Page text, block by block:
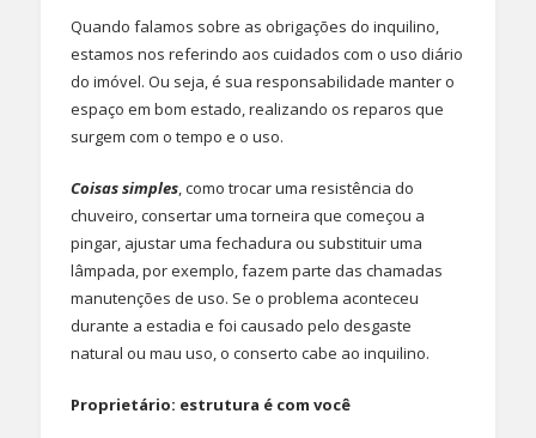
Quando falamos sobre as obrigações do inquilino,
estamos nos referindo aos cuidados com o uso diário
do imóvel. Ou seja, é sua responsabilidade manter o
espaço em bom estado, realizando os reparos que
surgem com o tempo e o uso.
Coisas simples, como trocar uma resistência do
chuveiro, consertar uma torneira que começou a
pingar, ajustar uma fechadura ou substituir uma
lâmpada, por exemplo, fazem parte das chamadas
manutenções de uso. Se o problema aconteceu
durante a estadia e foi causado pelo desgaste
natural ou mau uso, o conserto cabe ao inquilino.
Proprietário: estrutura é com você